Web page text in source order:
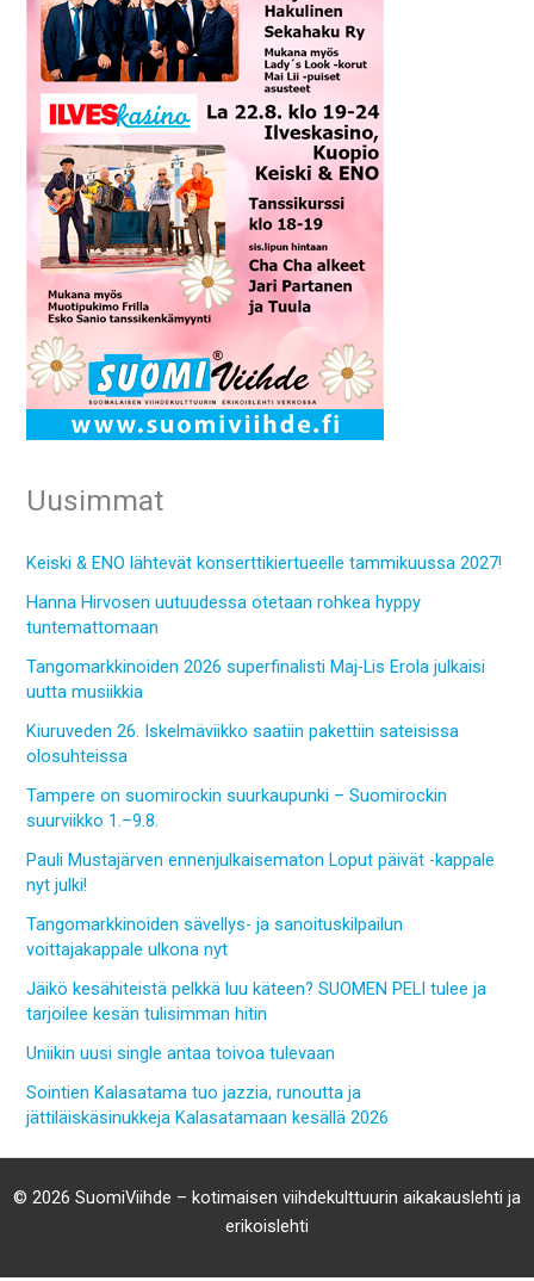
Uusimmat
Keiski & ENO lähtevät konserttikiertueelle tammikuussa 2027!
Hanna Hirvosen uutuudessa otetaan rohkea hyppy
tuntemattomaan
Tangomarkkinoiden 2026 superfinalisti Maj-Lis Erola julkaisi
uutta musiikkia
Kiuruveden 26. Iskelmäviikko saatiin pakettiin sateisissa
olosuhteissa
Tampere on suomirockin suurkaupunki – Suomirockin
suurviikko 1.–9.8.
Pauli Mustajärven ennenjulkaisematon Loput päivät -kappale
nyt julki!
Tangomarkkinoiden sävellys- ja sanoituskilpailun
voittajakappale ulkona nyt
Jäikö kesähiteistä pelkkä luu käteen? SUOMEN PELI tulee ja
tarjoilee kesän tulisimman hitin
Uniikin uusi single antaa toivoa tulevaan
Sointien Kalasatama tuo jazzia, runoutta ja
jättiläiskäsinukkeja Kalasatamaan kesällä 2026
© 2026 SuomiViihde – kotimaisen viihdekulttuurin aikakauslehti ja
erikoislehti